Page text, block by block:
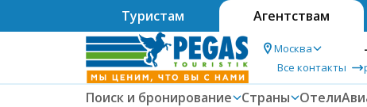
Туристам Агентствам
Москва
Все контакты
Поиск и бронирование Страны Отели